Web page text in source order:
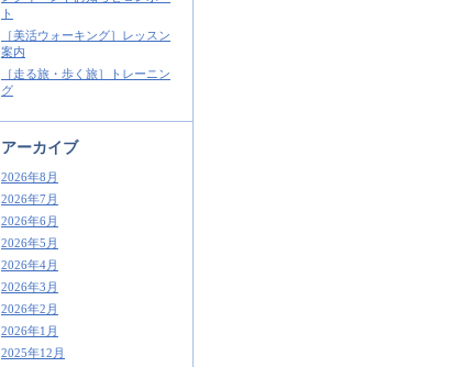
ト
［美活ウォーキング］レッスン
案内
［走る旅・歩く旅］トレーニン
グ
アーカイブ
2026年8月
2026年7月
2026年6月
2026年5月
2026年4月
2026年3月
2026年2月
2026年1月
2025年12月